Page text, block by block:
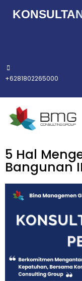
+6281802265000
5 Hal
Bangunan